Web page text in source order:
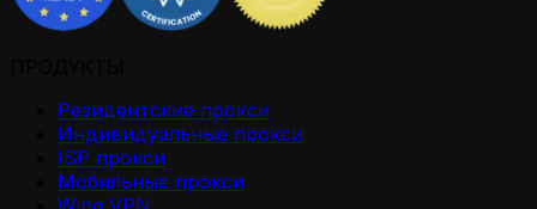
Резидентские прокси
Индивидуальные прокси
ISP прокси
Мобильные прокси